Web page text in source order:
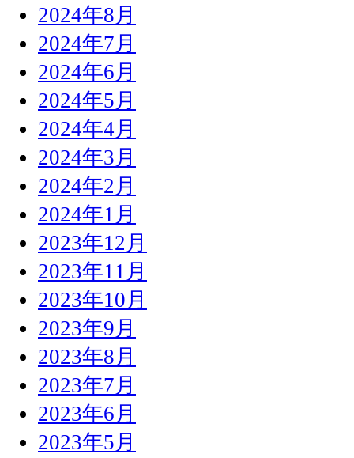
2024年8月
2024年7月
2024年6月
2024年5月
2024年4月
2024年3月
2024年2月
2024年1月
2023年12月
2023年11月
2023年10月
2023年9月
2023年8月
2023年7月
2023年6月
2023年5月